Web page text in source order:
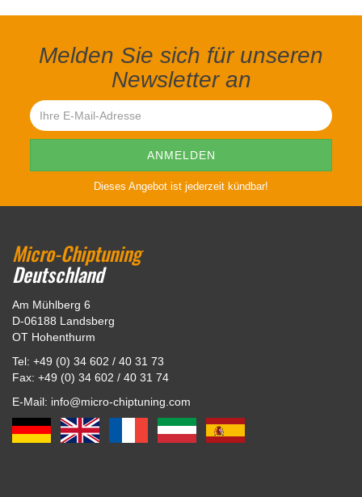
Melden Sie sich für unseren
Newsletter an
Dieses Angebot ist jederzeit kündbar!
Micro-Chiptuning
Deutschland
Am Mühlberg 6
D-06188 Landsberg
OT Hohenthurm
Tel: +49 (0) 34 602 / 40 31 73
Fax: +49 (0) 34 602 / 40 31 74
E-Mail: info@micro-chiptuning.com